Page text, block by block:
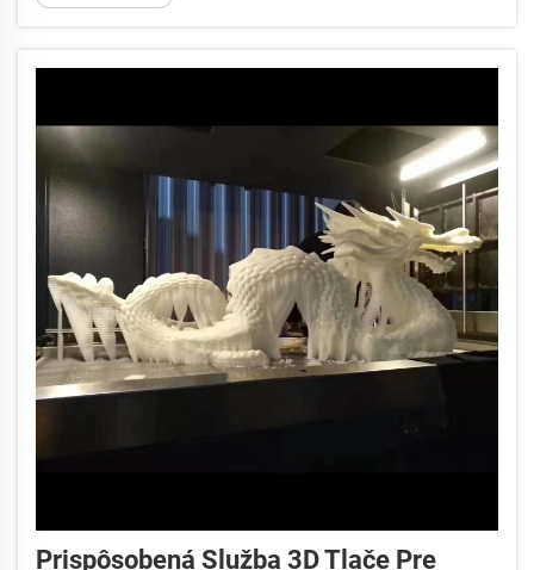
veterných turbín, systémy sledovania slnečného
Prispôsobená Služba 3D Tlače Pre